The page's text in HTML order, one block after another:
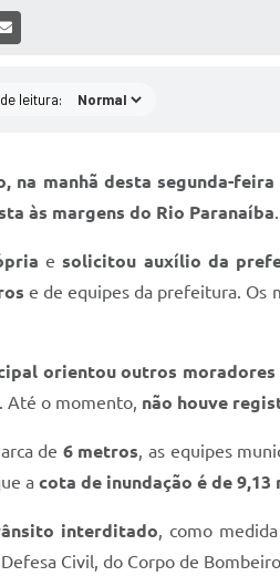
MÍDIAS
leitura:
na manhã desta segunda-feira
às margens do Rio Paranaíba.
esolicitou auxílio da
e de equipes da prefeitura. Os
orientou outros
Até o momento, não houve
de 6 metros, as equipes
a cota de inundação é de 9,13
interditado, como
Civil, do Corpo de